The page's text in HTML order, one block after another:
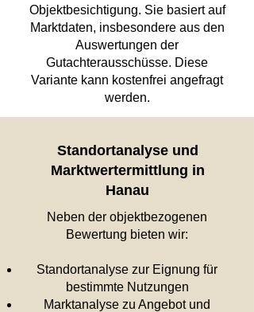
Objektbesichtigung. Sie basiert auf
Marktdaten, insbesondere aus den
Auswertungen der
Gutachterausschüsse. Diese
Variante kann kostenfrei angefragt
werden.
Standortanalyse und
Marktwertermittlung in
Hanau
Neben der objektbezogenen
Bewertung bieten wir:
Standortanalyse zur Eignung für
bestimmte Nutzungen
Marktanalyse zu Angebot und